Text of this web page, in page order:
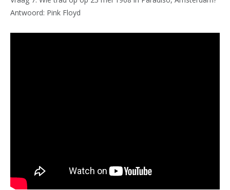
Antwoord: Pink Floyd